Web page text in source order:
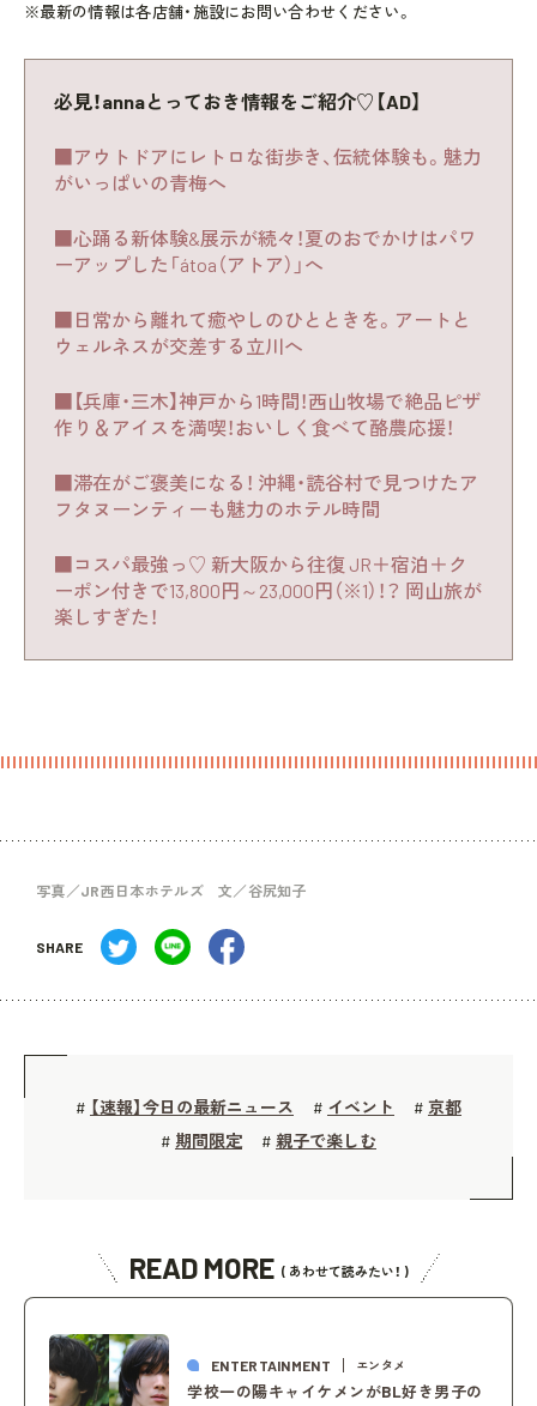
※最新の情報は各店舗・施設にお問い合わせください。
必見！annaとっておき情報をご紹介♡【AD】
■アウトドアにレトロな街歩き、伝統体験も。魅力
がいっぱいの青梅へ
■心踊る新体験&展示が続々！夏のおでかけはパワ
ーアップした「átoa（アトア）」へ
■日常から離れて癒やしのひとときを。アートと
ウェルネスが交差する立川へ
■【兵庫・三木】神戸から1時間！西山牧場で絶品ピザ
作り＆アイスを満喫！おいしく食べて酪農応援！
■滞在がご褒美になる！ 沖縄・読谷村で見つけたア
フタヌーンティーも魅力のホテル時間
■コスパ最強っ♡ 新大阪から往復 JR＋宿泊＋ク
ーポン付きで13,800円～23,000円（※1）！？ 岡山旅が
楽しすぎた！
写真／JR西日本ホテルズ 文／谷尻知子
SHARE
# 【速報】今日の最新ニュース # イベント # 京都
# 期間限定 # 親子で楽しむ
READ MORE ( あわせて読みたい！ )
ENTERTAINMENT エンタメ
学校一の陽キャイケメンがBL好き男子の